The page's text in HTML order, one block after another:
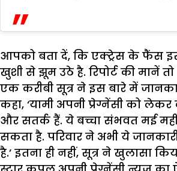
आपको बता दें, कि एक्ट्रेस के फैंस
खुशी से झूम उठे है. रिपोर्ट की मानें
एक करीबी सूत्र ने इस बारे में
कहा, ‘यामी अपनी प्रेग्नेंसी को लेकर
और सतर्क हैं. ये बच्चा संभवत मई
सकता है. परिवार ने अभी ये
है.’ इतना ही नहीं, सूत्र ने खुलासा